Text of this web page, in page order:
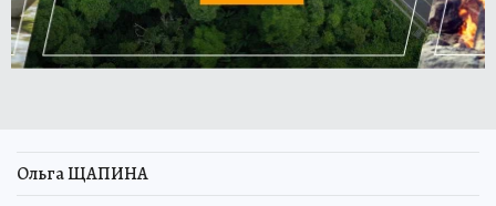
Ольга ЩАПИНА